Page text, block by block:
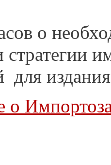
о
стратегии
для
о